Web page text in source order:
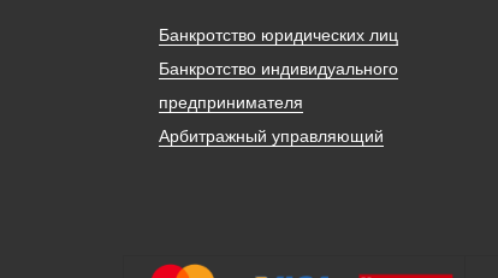
Банкротство юридических лиц
Банкротство индивидуального
предпринимателя
Арбитражный управляющий